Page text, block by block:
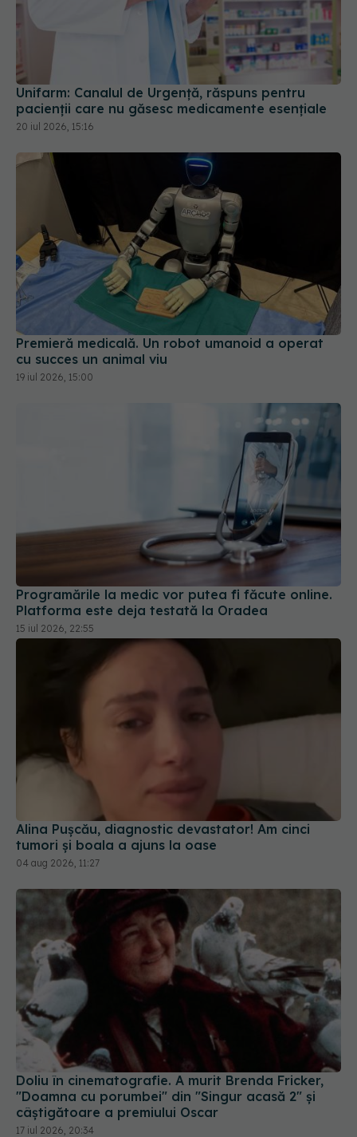
Unifarm: Canalul de Urgență, răspuns pentru
pacienții care nu găsesc medicamente esențiale
20 iul 2026, 15:16
Premieră medicală. Un robot umanoid a operat
cu succes un animal viu
19 iul 2026, 15:00
Programările la medic vor putea fi făcute online.
Platforma este deja testată la Oradea
15 iul 2026, 22:55
Alina Pușcău, diagnostic devastator! Am cinci
tumori și boala a ajuns la oase
04 aug 2026, 11:27
Doliu în cinematografie. A murit Brenda Fricker,
"Doamna cu porumbei" din "Singur acasă 2" și
câștigătoare a premiului Oscar
17 iul 2026, 20:34